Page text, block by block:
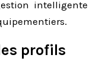
intelligente
profils